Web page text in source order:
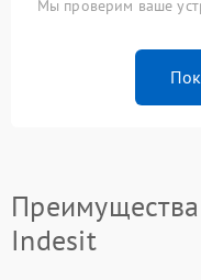
Мы проверим ваше
Indesit